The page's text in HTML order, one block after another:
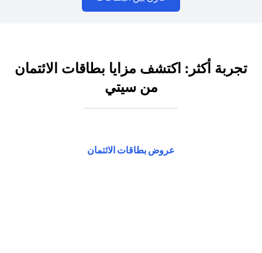
تجربة أكثر: اكتشف مزايا بطاقات الائتمان
من سيتي
عروض بطاقات الائتمان